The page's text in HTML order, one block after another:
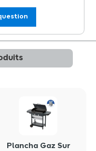
Plancha Gaz Sur